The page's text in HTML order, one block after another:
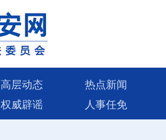
高层动态 热点新闻
权威辟谣 人事任免